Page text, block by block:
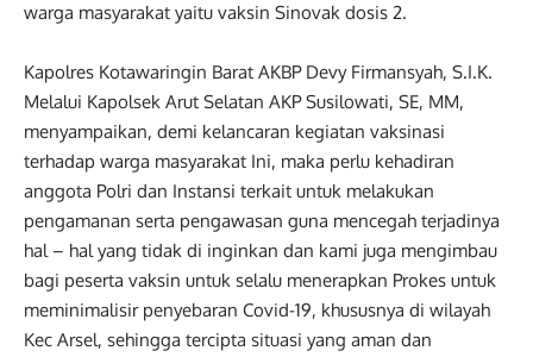
warga masyarakat yaitu vaksin Sinovak dosis 2.
Kapolres Kotawaringin Barat AKBP Devy Firmansyah, S.I.K.
Melalui Kapolsek Arut Selatan AKP Susilowati, SE, MM,
menyampaikan, demi kelancaran kegiatan vaksinasi
terhadap warga masyarakat Ini, maka perlu kehadiran
anggota Polri dan Instansi terkait untuk melakukan
pengamanan serta pengawasan guna mencegah terjadinya
hal – hal yang tidak di inginkan dan kami juga mengimbau
bagi peserta vaksin untuk selalu menerapkan Prokes untuk
meminimalisir penyebaran Covid-19, khususnya di wilayah
Kec Arsel, sehingga tercipta situasi yang aman dan